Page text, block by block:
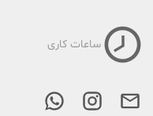
ساعات کاری